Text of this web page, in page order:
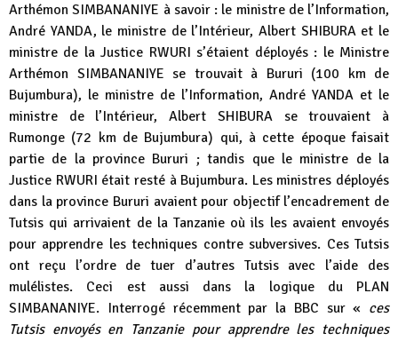
Arthémon SIMBANANIYE à savoir : le ministre de l’Information,
André YANDA, le ministre de l’Intérieur, Albert SHIBURA et le
ministre de la Justice RWURI s’étaient déployés : le Ministre
Arthémon SIMBANANIYE se trouvait à Bururi (100 km de
Bujumbura), le ministre de l’Information, André YANDA et le
ministre de l’Intérieur, Albert SHIBURA se trouvaient à
Rumonge (72 km de Bujumbura) qui, à cette époque faisait
partie de la province Bururi ; tandis que le ministre de la
Justice RWURI était resté à Bujumbura. Les ministres déployés
dans la province Bururi avaient pour objectif l’encadrement de
Tutsis qui arrivaient de la Tanzanie où ils les avaient envoyés
pour apprendre les techniques contre subversives. Ces Tutsis
ont reçu l’ordre de tuer d’autres Tutsis avec l’aide des
mulélistes. Ceci est aussi dans la logique du PLAN
SIMBANANIYE. Interrogé récemment par la BBC sur « ces
Tutsis envoyés en Tanzanie pour apprendre les techniques